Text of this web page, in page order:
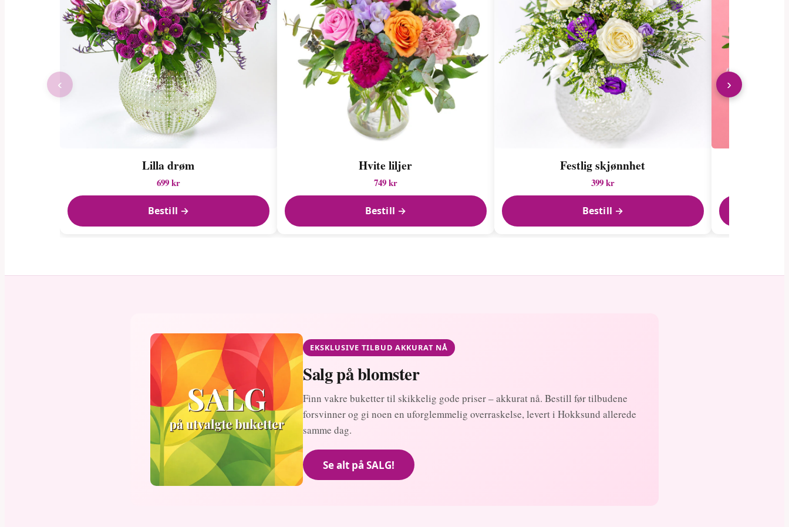
Lilla drøm
699 kr
Bestill →
Hvite liljer
749 kr
Bestill →
Festlig skjønnhet
399 kr
Bestill →
‹ ›
EKSKLUSIVE TILBUD AKKURAT NÅ
Salg på blomster
Finn vakre buketter til skikkelig gode priser – akkurat nå. Bestill før tilbudene
forsvinner og gi noen en uforglemmelig overraskelse, levert i Hokksund allerede
samme dag.
Se alt på SALG!